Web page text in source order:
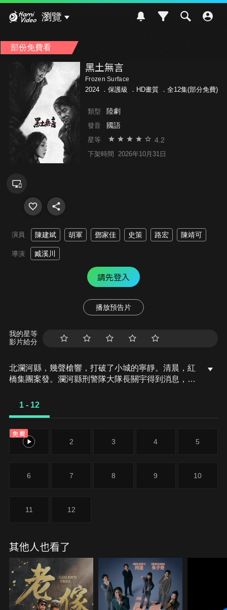
瀏覽
部份免費看
黑土無言
Frozen Surface
2024 ． 保護級 ．HD畫質 ．全12集(部分免費)
類型 陸劇
發音 國語
星等 4.2
下架時間 2026年10月31日
演員 陳建斌 胡軍 鄧家佳 史策 路宏 陳靖可
導演 臧溪川
請先登入
播放預告片
我的星等
影片給分
北瀾河縣，幾聲槍響，打破了小城的寧靜。清晨，紅
橋集團案發。瀾河縣刑警隊大隊長關宇得到消息，第
別為墜亡的女學生陳小明，被割喉的保安趙新國，身
瀾河縣刑警大隊五天破案…
1 - 12
免費
1 2 3 4 5
6 7 8 9 10
11 12
其他人也看了